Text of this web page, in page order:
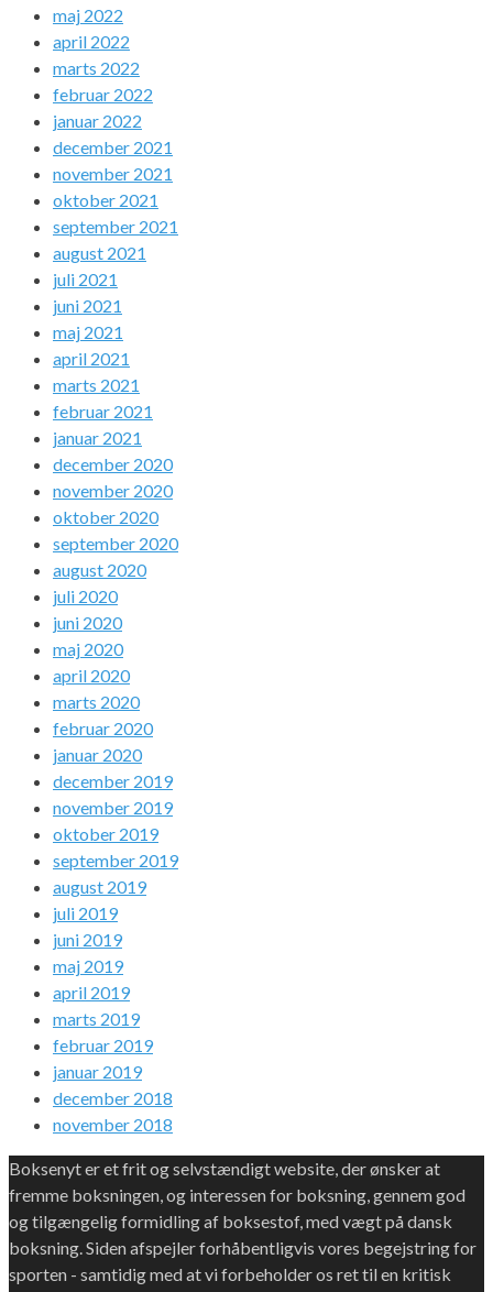
maj 2022
april 2022
marts 2022
februar 2022
januar 2022
december 2021
november 2021
oktober 2021
september 2021
august 2021
juli 2021
juni 2021
maj 2021
april 2021
marts 2021
februar 2021
januar 2021
december 2020
november 2020
oktober 2020
september 2020
august 2020
juli 2020
juni 2020
maj 2020
april 2020
marts 2020
februar 2020
januar 2020
december 2019
november 2019
oktober 2019
september 2019
august 2019
juli 2019
juni 2019
maj 2019
april 2019
marts 2019
februar 2019
januar 2019
december 2018
november 2018
Boksenyt er et frit og selvstændigt website, der ønsker at
fremme boksningen, og interessen for boksning, gennem god
og tilgængelig formidling af boksestof, med vægt på dansk
boksning. Siden afspejler forhåbentligvis vores begejstring for
sporten - samtidig med at vi forbeholder os ret til en kritisk